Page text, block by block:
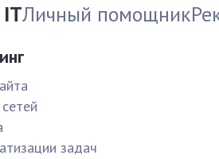
Личный помощник
задач